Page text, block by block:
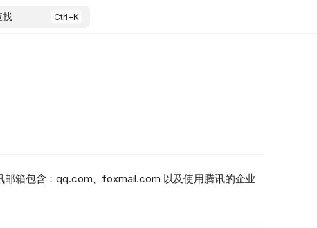
找
箱包含：qq.com、foxmail.com 以及使用腾讯的企业